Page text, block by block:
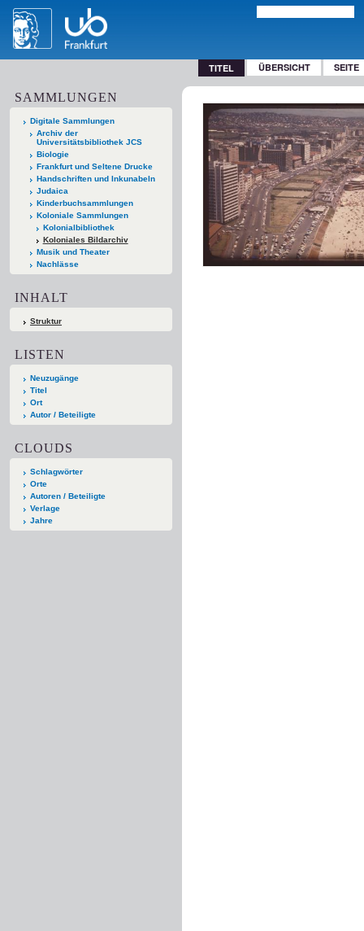
TITEL ÜBERSICHT SEITE
SAMMLUNGEN
Digitale Sammlungen
Archiv der
Universitätsbibliothek JCS
Biologie
Frankfurt und Seltene Drucke
Handschriften und Inkunabeln
Judaica
Kinderbuchsammlungen
Koloniale Sammlungen
Kolonialbibliothek
Koloniales Bildarchiv
Musik und Theater
Nachlässe
INHALT
Struktur
LISTEN
Neuzugänge
Titel
Ort
Autor / Beteiligte
CLOUDS
Schlagwörter
Orte
Autoren / Beteiligte
Verlage
Jahre